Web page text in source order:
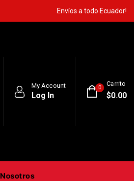
Envíos a todo Ecuador!
My Account
Log In
0
Carrito
$0.00
Nosotros